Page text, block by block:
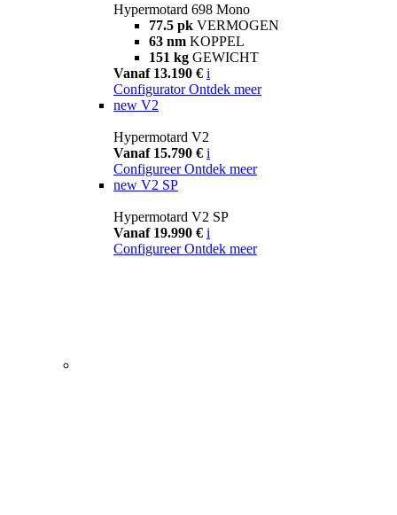
Hypermotard 698 Mono
77.5 pk VERMOGEN
63 nm KOPPEL
151 kg GEWICHT
Vanaf 13.190 € i
Configurator Ontdek meer
new V2
Hypermotard V2
Vanaf 15.790 € i
Configureer Ontdek meer
new V2 SP
Hypermotard V2 SP
Vanaf 19.990 € i
Configureer Ontdek meer